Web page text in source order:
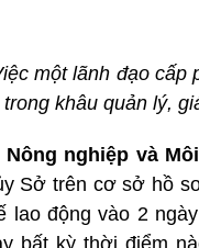
một lãnh đạo cấp
khâu quản lý,
nghiệp và
Sở trên cơ sở hồ
lao động vào 2